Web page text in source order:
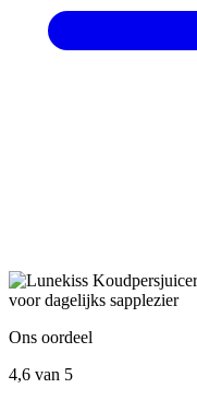
Ons oordeel
4,6 van 5